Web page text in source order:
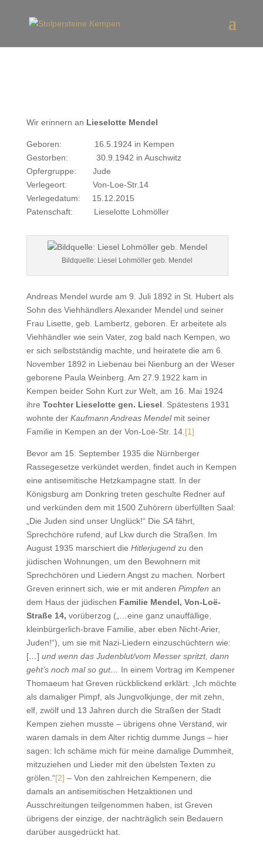
Wir erinnern an Lieselotte Mendel
Geboren: 16.5.1924 in Kempen
Gestorben: 30.9.1942 in Auschwitz
Opfergruppe: Jude
Verlegeort: Von-Loe-Str.14
Verlegedatum: 15.12.2015
Patenschaft: Lieselotte Lohmöller
Bildquelle: Liesel Lohmöller geb. Mendel
Andreas Mendel wurde am 9. Juli 1892 in St. Hubert als
Sohn des Viehhändlers Alexander Mendel und seiner
Frau Lisette, geb. Lambertz, geboren. Er arbeitete als
Viehhändler wie sein Vater, zog bald nach Kempen, wo
er sich selbstständig machte, und heiratete die am 6.
November 1892 in Liebenau bei Nienburg an der Weser
geborene Paula Weinberg. Am 27.9.1922 kam in
Kempen beider Sohn Kurt zur Welt, am 16. Mai 1924
ihre Tochter Lieselotte gen. Liesel . Spätestens 1931
wohnte der Kaufmann Andreas Mendelmit seiner
Familie in Kempen an der Von-Loë-Str. 14. [1]
Bevor am 15. September 1935 die Nürnberger
Rassegesetze verkündet werden, findet auch in Kempen
eine antisemitische Hetzkampagne statt. In der
Königsburg am Donkring treten geschulte Redner auf
und verkünden dem mit 1500 Zuhörern überfüllten Saal:
„Die Juden sind unser Unglück!“ Die SAfährt,
Sprechchöre rufend, auf Lkw durch die Straßen. Im
August 1935 marschiert die Hitlerjugend zu den
jüdischen Wohnungen, um den Bewohnern mit
Sprechchören und Liedern Angst zu machen. Norbert
Greven erinnert sich, wie er mit anderen Pimpfen an
dem Haus der jüdischen Familie Mendel, Von-Loë-
Straße 14, vorüberzog („…eine ganz unauffällige,
kleinbürgerlich-brave Familie, aber eben Nicht-Arier,
Juden!“), um sie mit Nazi-Liedern einzuschüchtern wie:
[…] und wenn das Judenblut/vom Messer spritzt, dann
geht’s noch mal so gut… In einem Vortrag im Kempener
Thomaeum hat Greven rückblickend erklärt: „Ich möchte
als damaliger Pimpf, als Jungvolkjunge, der mit zehn,
elf, zwölf und 13 Jahren durch die Straßen der Stadt
Kempen ziehen musste – übrigens ohne Verstand, wir
waren damals in dem Alter richtig dumme Jungs – hier
sagen: Ich schäme mich für meine damalige Dummheit,
mitzuziehen und Lieder mit den übelsten Texten zu
grölen.“[2] – Von den zahlreichen Kempenern, die
damals an antisemitischen Hetzaktionen und
Ausschreitungen teilgenommen haben, ist Greven
übrigens der einzige, der nachträglich sein Bedauern
darüber ausgedrückt hat.